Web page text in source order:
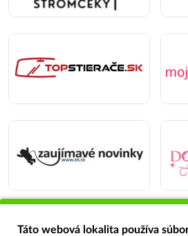
Táto webová lokalita používa